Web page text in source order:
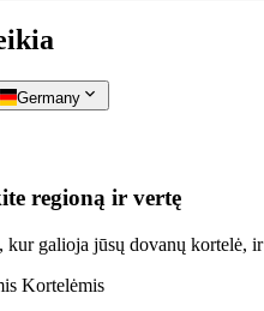
Germany
regioną ir vertę
kur galioja jūsų dovanų kortelė,
Kortelėmis